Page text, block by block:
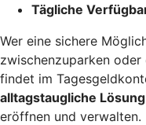
Tägliche
Wer eine sichere
zwischenzuparken
findet im
alltagstaugliche Lösung
eröffnen und verwalten.